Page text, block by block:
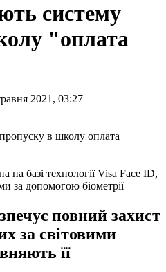
систему
"оплата
2021, 03:27
на базі технології Visa Face ID,
за допомогою біометрії
повний захист
за світовими
її